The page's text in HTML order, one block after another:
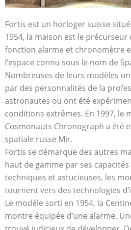
Fortis est un horloger suisse
1954, la maison est le précurseur
fonction alarme et chronomètre
l’espace connu sous le nom de
Nombreuses de leurs modèles
par des personnalités de la
astronautes ou ont été
conditions extrêmes. En 1997, le
Cosmonauts Chronograph a été
spatiale russe Mir.
Fortis se démarque des autres
haut de gamme par ses capacités
techniques et astucieuses, les
tournent vers des technologies
Le modèle sorti en 1954, la
montre équipée d’une alarme.